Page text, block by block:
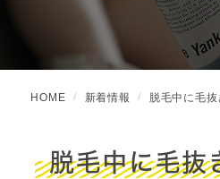
HOME 新着情報 脱毛中に毛
脱毛中に毛抜